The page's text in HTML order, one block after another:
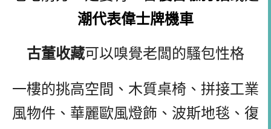
潮代表偉士牌機車
古董收藏可以嗅覺老闆的騷包性格
一樓的挑高空間、木質桌椅、拼接工業
風物件、華麗歐風燈飾、波斯地毯、復